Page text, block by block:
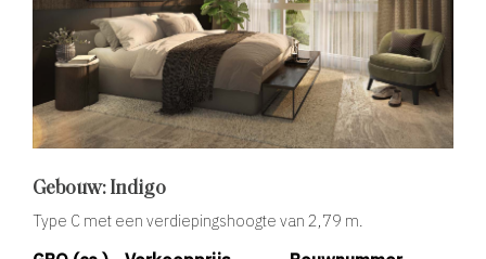
Gebouw: Indigo
Type C met een verdiepingshoogte van 2,79 m.